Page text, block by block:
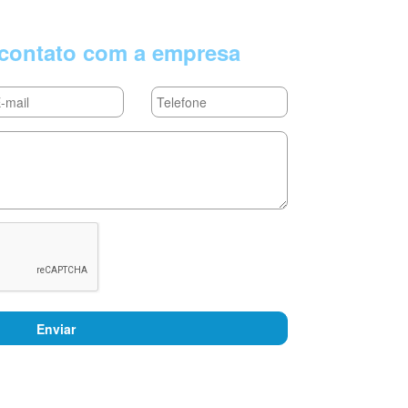
com a empresa
Enviar